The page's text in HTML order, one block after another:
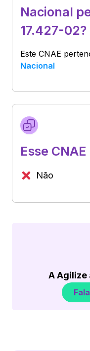
Nacional
17.427-02?
Este CNAE
Nacional
Esse
Não
A Agilize